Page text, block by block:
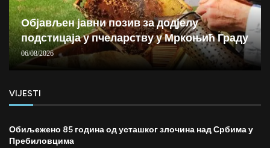
Објављен јавни позив за додјелу
подстицаја у пчеларству у Мркоњић Граду
06/08/2026
VIJESTI
Обиљежено 85 година од усташког злочина над Србима у
Пребиловцима